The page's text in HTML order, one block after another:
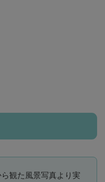
観た風景写真より実